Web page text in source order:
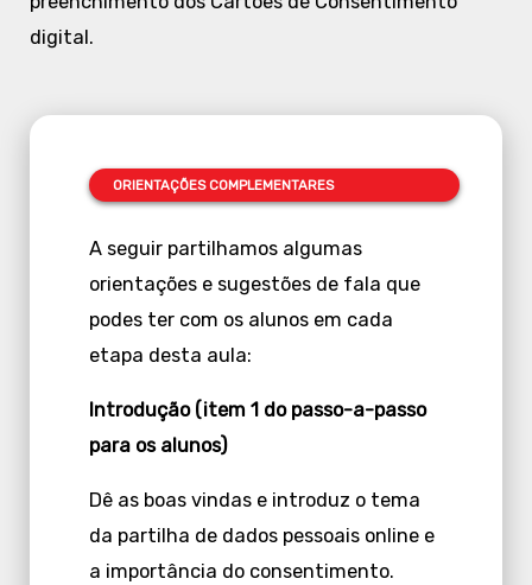
digital.
ORIENTAÇÕES COMPLEMENTARES
A seguir partilhamos algumas
orientações e sugestões de fala que
podes ter com os alunos em cada
etapa desta aula:
Introdução (item 1 do passo-a-passo
para os alunos)
Dê as boas vindas e introduz o tema
da partilha de dados pessoais online e
a importância do consentimento.